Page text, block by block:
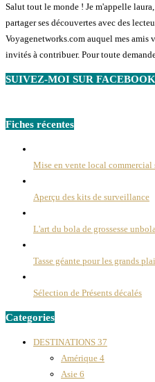
Salut tout le monde ! Je m'appelle
partager ses découvertes avec des
Voyagenetworks.com auquel mes amis
invités à contribuer. Pour toute
SUIVEZ-MOI SUR FACEBOOK
Fiches récentes
Mise en vente local commercial
Aperçu des kits de surveillance
L'art du bola de grossesse
Tasse géante pour les grands
Sélection de Présents décalés
Categories
DESTINATIONS 37
Amérique 4
Asie 6